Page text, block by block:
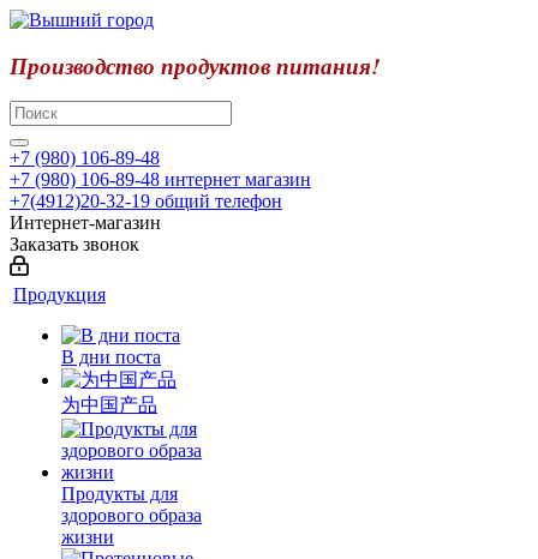
Производство продуктов питания!
+7 (980) 106-89-48
+7 (980) 106-89-48 интернет магазин
+7(4912)20-32-19 общий телефон
Интернет-магазин
Заказать звонок
Продукция
В дни поста
为中国产品
Продукты для
здорового образа
жизни